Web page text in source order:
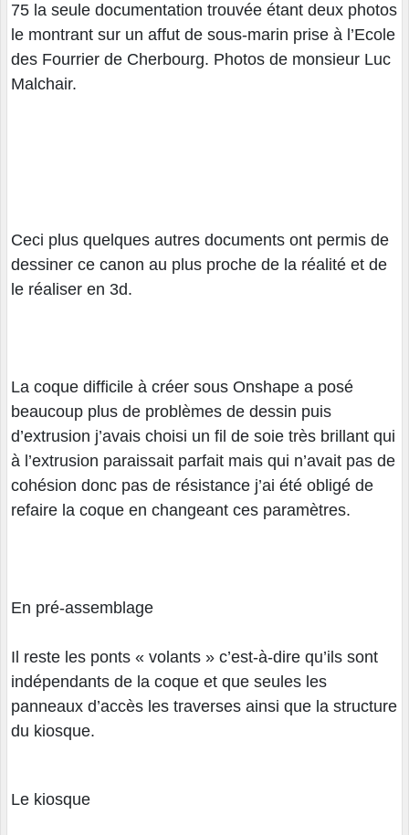
75 la seule documentation trouvée étant deux photos
le montrant sur un affut de sous-marin prise à l’Ecole
des Fourrier de Cherbourg. Photos de monsieur Luc
Malchair.
Ceci plus quelques autres documents ont permis de
dessiner ce canon au plus proche de la réalité et de
le réaliser en 3d.
La coque difficile à créer sous Onshape a posé
beaucoup plus de problèmes de dessin puis
d’extrusion j’avais choisi un fil de soie très brillant qui
à l’extrusion paraissait parfait mais qui n’avait pas de
cohésion donc pas de résistance j’ai été obligé de
refaire la coque en changeant ces paramètres.
En pré-assemblage
Il reste les ponts « volants » c’est-à-dire qu’ils sont
indépendants de la coque et que seules les
panneaux d’accès les traverses ainsi que la structure
du kiosque.
Le kiosque